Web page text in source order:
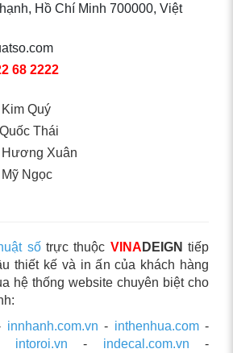
Hồ Chí Minh 700000, Việt
68 2222
Quý
Thái
Hương Xuân
Mỹ Ngọc
sốtrực thuộc VINA DEIGN tiếp
thiết kế và in ấn của khách hàng
hệ thống website chuyên biệt cho
innhanh.com.vn - inthenhua.com-
intoroi.vn - indecal.com.vn -